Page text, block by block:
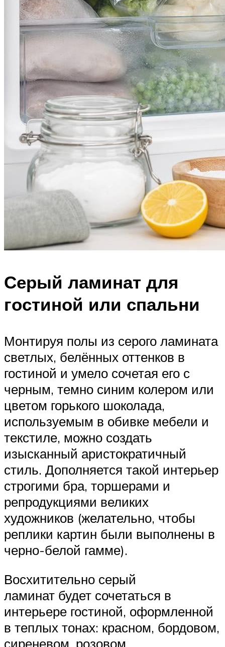
Серый ламинат для
гостиной или спальни
Монтируя полы из серого ламината
светлых, белённых оттенков в
гостиной и умело сочетая его с
черным, темно синим колером или
цветом горького шоколада,
используемым в обивке мебели и
текстиле, можно создать
изысканный аристократичный
стиль. Дополняется такой интерьер
строгими бра, торшерами и
репродукциями великих
художников (желательно, чтобы
реплики картин были выполнены в
черно-белой гамме).
Восхитительно серый
ламинат будет сочетаться в
интерьере гостиной, оформленной
в теплых тонах: красном, бордовом,
сиреневом, розовом.